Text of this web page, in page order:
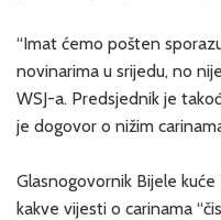
“Imat ćemo pošten
novinarima u srijedu, no
WSJ-a. Predsjednik je
je dogovor o nižim
Glasnogovornik Bijele
kakve vijesti o carinama